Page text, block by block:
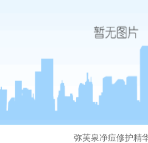
弥芙泉净痘修护精